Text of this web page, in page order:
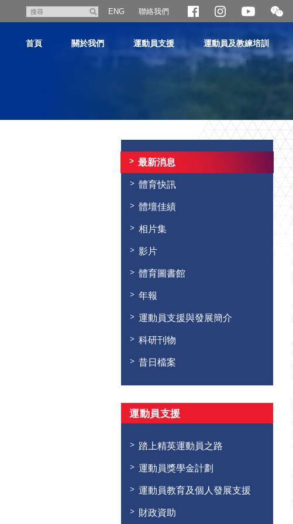
尋
ENG 聯絡我們
開
合
二
維
首頁 關於我們 運動員支援 運動員及教練培訓
最新消息
體育快訊
體壇佳績
相片集
影片
體育圖書館
年報
運動員支援與發展簡介
科研刊物
昔日檔案
運動員支援
踏上精英運動員之路
運動員獎學金計劃
運動員教育及個人發展支援
財政資助